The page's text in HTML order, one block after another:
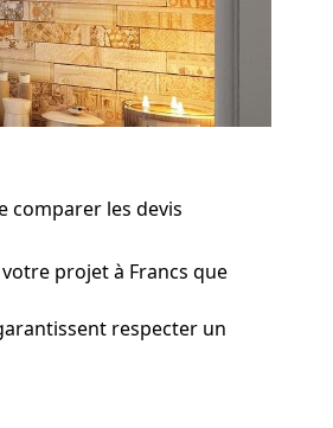
comparer les devis
projet à Francs que
respecter un